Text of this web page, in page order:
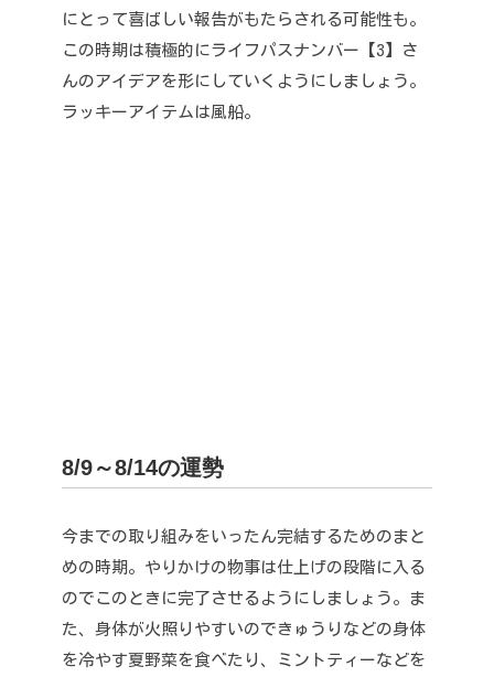
にとって喜ばしい報告がもたらされる可能性も。
この時期は積極的にライフパスナンバー【3】さ
んのアイデアを形にしていくようにしましょう。
ラッキーアイテムは風船。
8/9～8/14の運勢
今までの取り組みをいったん完結するためのまと
めの時期。 やりかけの物事は仕上げの段階に入る
のでこのときに完了させるようにしましょう。 ま
た、身体が火照りやすいのできゅうりなどの身体
を冷やす夏野菜を食べたり、ミントティーなどを